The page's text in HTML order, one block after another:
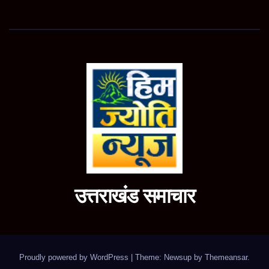
उत्तराखंड समाचार
Proudly powered by WordPress Theme: Newsup by Themeansar.